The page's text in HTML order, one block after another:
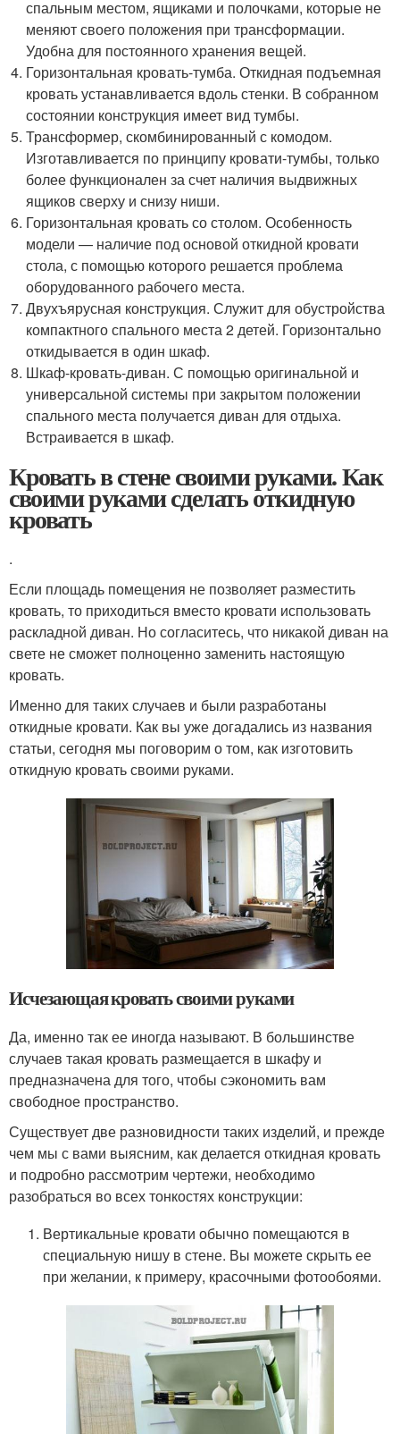
спальным местом, ящиками и полочками, которые не
меняют своего положения при трансформации.
Удобна для постоянного хранения вещей.
Горизонтальная кровать-тумба. Откидная подъемная
кровать устанавливается вдоль стенки. В собранном
состоянии конструкция имеет вид тумбы.
Трансформер, скомбинированный с комодом.
Изготавливается по принципу кровати-тумбы, только
более функционален за счет наличия выдвижных
ящиков сверху и снизу ниши.
Горизонтальная кровать со столом. Особенность
модели — наличие под основой откидной кровати
стола, с помощью которого решается проблема
оборудованного рабочего места.
Двухъярусная конструкция. Служит для обустройства
компактного спального места 2 детей. Горизонтально
откидывается в один шкаф.
Шкаф-кровать-диван. С помощью оригинальной и
универсальной системы при закрытом положении
спального места получается диван для отдыха.
Встраивается в шкаф.
Кровать в стене своими руками. Как
своими руками сделать откидную
кровать
.
Если площадь помещения не позволяет разместить
кровать, то приходиться вместо кровати использовать
раскладной диван. Но согласитесь, что никакой диван на
свете не сможет полноценно заменить настоящую
кровать.
Именно для таких случаев и были разработаны
откидные кровати. Как вы уже догадались из названия
статьи, сегодня мы поговорим о том, как изготовить
откидную кровать своими руками.
Исчезающая кровать своими руками
Да, именно так ее иногда называют. В большинстве
случаев такая кровать размещается в шкафу и
предназначена для того, чтобы сэкономить вам
свободное пространство.
Существует две разновидности таких изделий, и прежде
чем мы с вами выясним, как делается откидная кровать
и подробно рассмотрим чертежи, необходимо
разобраться во всех тонкостях конструкции:
Вертикальные кровати обычно помещаются в
специальную нишу в стене. Вы можете скрыть ее
при желании, к примеру, красочными фотообоями.